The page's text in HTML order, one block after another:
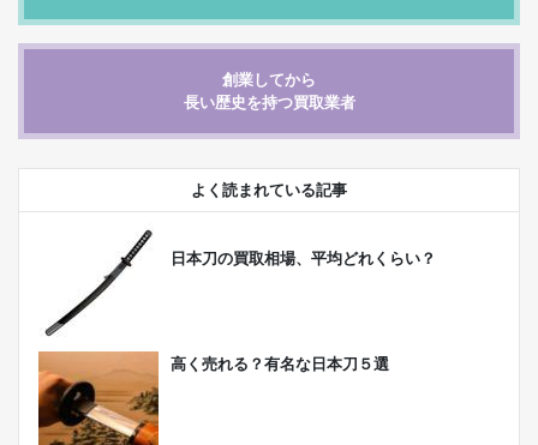
創業してから
長い歴史を持つ買取業者
よく読まれている記事
日本刀の買取相場、平均どれくらい？
高く売れる？有名な日本刀５選